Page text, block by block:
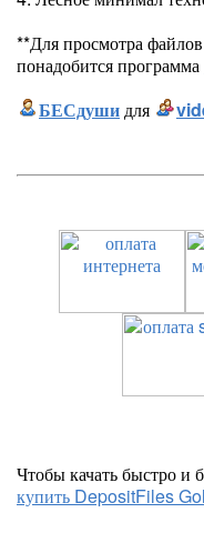
**Для просмотра
понадобится программа
БЕСдушидля
Чтобы качать быстро и
купить DepositFiles